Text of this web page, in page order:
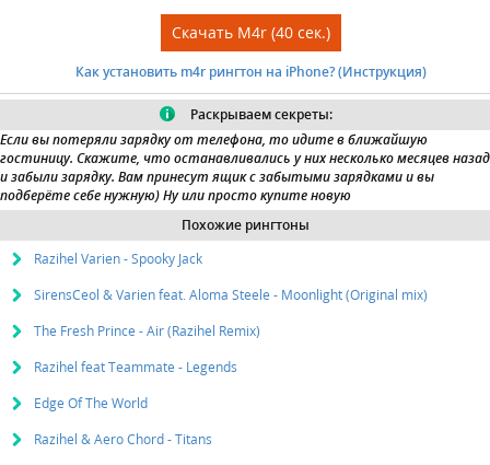
Скачать M4r (40 сек.)
Как установить m4r рингтон на iPhone? (Инструкция)
Раскрываем секреты:
Если вы потеряли зарядку от телефона, то идите в ближайшую
гостиницу. Скажите, что останавливались у них несколько месяцев назад
и забыли зарядку. Вам принесутящик с забытыми зарядкамии вы
подберёте себе нужную) Ну или просто купите новую
Похожие рингтоны
Razihel Varien - Spooky Jack
SirensCeol & Varien feat. Aloma Steele - Moonlight (Original mix)
The Fresh Prince - Air (Razihel Remix)
Razihel feat Teammate - Legends
Edge Of The World
Razihel & Aero Chord - Titans